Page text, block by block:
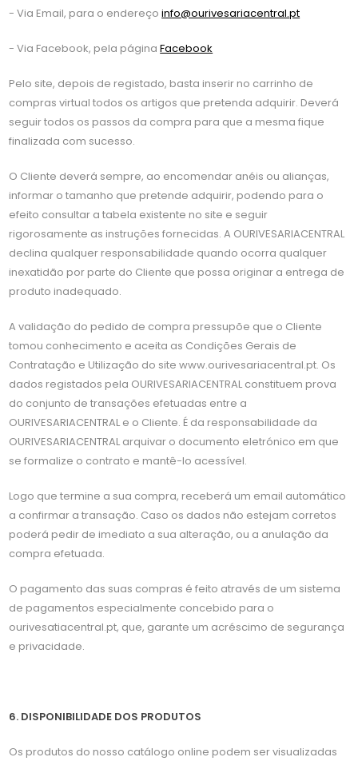
- Via Email, para o endereçoinfo@ourivesariacentral.pt
- Via Facebook, pela páginaFacebook
Pelo site, depois de registado, basta inserir no carrinho de
compras virtual todos os artigos que pretenda adquirir. Deverá
seguir todos os passos da compra para que a mesma fique
finalizada com sucesso.
O Cliente deverá sempre, ao encomendar anéis ou alianças,
informar o tamanho que pretende adquirir, podendo para o
efeito consultar a tabela existente no site e seguir
rigorosamente as instruções fornecidas. A OURIVESARIACENTRAL
declina qualquer responsabilidade quando ocorra qualquer
inexatidão por parte do Cliente que possa originar a entrega de
produto inadequado.
A validação do pedido de compra pressupõe que o Cliente
tomou conhecimento e aceita as Condições Gerais de
Contratação e Utilização do site www.ourivesariacentral.pt. Os
dados registados pela OURIVESARIACENTRAL constituem prova
do conjunto de transações efetuadas entre a
OURIVESARIACENTRAL e o Cliente. É da responsabilidade da
OURIVESARIACENTRAL arquivar o documento eletrónico em que
se formalize o contrato e mantê-lo acessível.
Logo que termine a sua compra, receberá um email automático
a confirmar a transação. Caso os dados não estejam corretos
poderá pedir de imediato a sua alteração, ou a anulação da
compra efetuada.
O pagamento das suas compras é feito através de um sistema
de pagamentos especialmente concebido para o
ourivesatiacentral.pt, que, garante um acréscimo de segurança
e privacidade.
6. DISPONIBILIDADE DOS PRODUTOS
Os produtos do nosso catálogo online podem ser visualizadas